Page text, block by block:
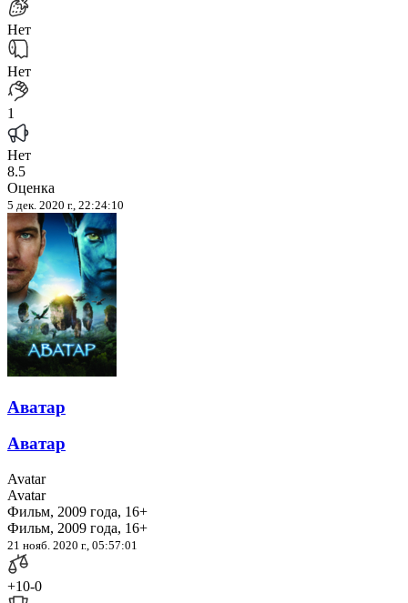
Нет
Нет
1
Нет
8.5
Оценка
5 дек. 2020 г., 22:24:10
Аватар
Аватар
Avatar
Avatar
Фильм, 2009 года, 16+
Фильм, 2009 года, 16+
21 нояб. 2020 г., 05:57:01
+10-0